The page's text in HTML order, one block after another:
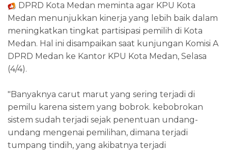
DPRD Kota Medan meminta agar KPU Kota
Medan menunjukkan kinerja yang lebih baik dalam
meningkatkan tingkat partisipasi pemilih di Kota
Medan. Hal ini disampaikan saat kunjungan Komisi A
DPRD Medan ke Kantor KPU Kota Medan, Selasa
(4/4).
"Banyaknya carut marut yang sering terjadi di
pemilu karena sistem yang bobrok. kebobrokan
sistem sudah terjadi sejak penentuan undang-
undang mengenai pemilihan, dimana terjadi
tumpang tindih, yang akibatnya terjadi